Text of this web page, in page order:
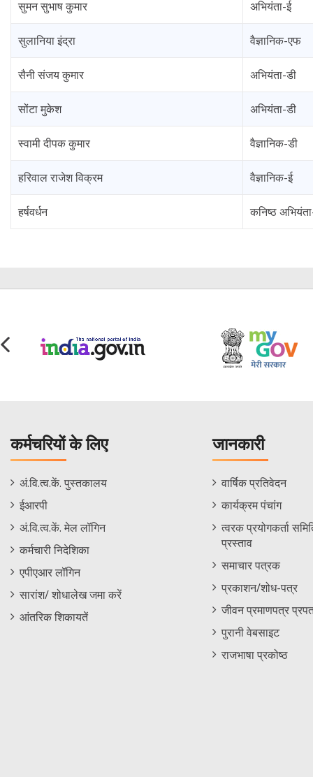
सुमन सुभाष कुमार अभियंता-ई
सुलानिया इंद्रा वैज्ञानिक-एफ
सैनी संजय कुमार अभियंता-डी
सोंटा मुकेश अभियंता-डी
स्वामी दीपक कुमार वैज्ञानिक-डी
हरिवाल राजेश विक्रम वैज्ञानिक-ई
हर्षवर्धन कनिष्ठ
कर्मचरियों के लिए
Staff
Footer
Menu
अं.वि.त्व.कें. पुस्तकालय
ईआरपी
अं.वि.त्व.कें. मेल लॉगिन
कर्मचारी निदेशिका
एपीएआर लॉगिन
सारांश/ शोधालेख जमा करें
आंतरिक शिकायतें
जानकारी
Informations
Menu
वार्षिक प्रतिवेदन
कार्यक्रम पंचांग
त्वरक प्रयोगकर्ता
प्रस्ताव
समाचार पत्रक
प्रकाशन/शोध-पत्र
जीवन प्रमाणपत्र
पुरानी वेबसाइट
राजभाषा प्रकोष्ठ